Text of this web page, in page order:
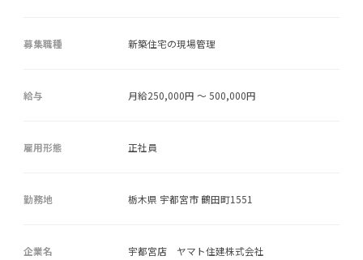
募集職種 新築住宅の現場管理
給与 月給250,000円 ～ 500,000円
雇用形態 正社員
勤務地 栃木県 宇都宮市 鶴田町1551
企業名 宇都宮店 ヤマト住建株式会社